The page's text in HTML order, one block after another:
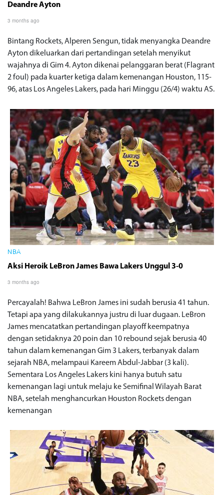
Deandre Ayton
3 months ago
Bintang Rockets, Alperen Sengun, tidak menyangka Deandre
Ayton dikeluarkan dari pertandingan setelah menyikut
wajahnya di Gim 4. Ayton dikenai pelanggaran berat (Flagrant
2 foul) pada kuarter ketiga dalam kemenangan Houston, 115-
96, atas Los Angeles Lakers, pada hari Minggu (26/4) waktu AS.
NBA
Aksi Heroik LeBron James Bawa Lakers Unggul 3-0
3 months ago
Percayalah! Bahwa LeBron James ini sudah berusia 41 tahun.
Tetapi apa yang dilakukannya justru di luar dugaan. LeBron
James mencatatkan pertandingan playoff keempatnya
dengan setidaknya 20 poin dan 10 rebound sejak berusia 40
tahun dalam kemenangan Gim 3 Lakers, terbanyak dalam
sejarah NBA, melampaui Kareem Abdul-Jabbar (3 kali).
Sementara Los Angeles Lakers kini hanya butuh satu
kemenangan lagi untuk melaju ke Semifinal Wilayah Barat
NBA, setelah menghancurkan Houston Rockets dengan
kemenangan